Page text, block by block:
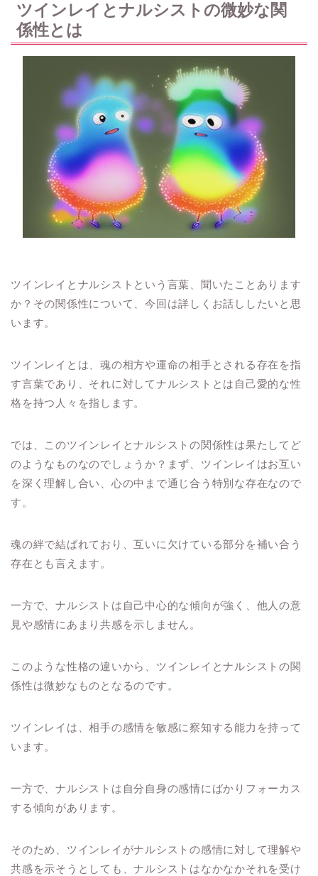
ツインレイとナルシストの微妙な関
係性とは
ツインレイとナルシストという言葉、聞いたことあります
か？その関係性について、今回は詳しくお話ししたいと思
います。
ツインレイとは、魂の相方や運命の相手とされる存在を指
す言葉であり、それに対してナルシストとは自己愛的な性
格を持つ人々を指します。
では、このツインレイとナルシストの関係性は果たしてど
のようなものなのでしょうか？まず、ツインレイはお互い
を深く理解し合い、心の中まで通じ合う特別な存在なので
す。
魂の絆で結ばれており、互いに欠けている部分を補い合う
存在とも言えます。
一方で、ナルシストは自己中心的な傾向が強く、他人の意
見や感情にあまり共感を示しません。
このような性格の違いから、ツインレイとナルシストの関
係性は微妙なものとなるのです。
ツインレイは、相手の感情を敏感に察知する能力を持って
います。
一方で、ナルシストは自分自身の感情にばかりフォーカス
する傾向があります。
そのため、ツインレイがナルシストの感情に対して理解や
共感を示そうとしても、ナルシストはなかなかそれを受け